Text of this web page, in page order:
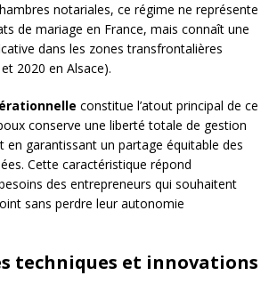
notariales, ce régime ne représente
de mariage en France, mais connaît une
dans les zones transfrontalières
2020 en Alsace).
constitue l’atout principal de ce
conserve une liberté totale de gestion
en garantissant un partage équitable des
Cette caractéristique répond
des entrepreneurs qui souhaitent
sans perdre leur autonomie
techniques et innovations